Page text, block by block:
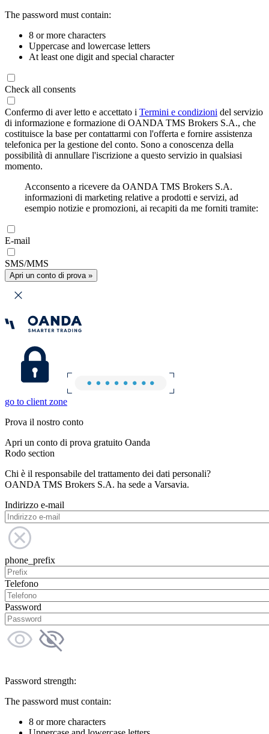
The password must contain:
8 or more characters
Uppercase and lowercase letters
At least one digit and special character
Check all consents
Confermo di aver letto e accettato i Termini e condizioni del servizio
di informazione e formazione di OANDA TMS Brokers S.A., che
costituisce la base per contattarmi con l'offerta e fornire assistenza
telefonica per la gestione del conto. Sono a conoscenza della
possibilità di annullare l'iscrizione a questo servizio in qualsiasi
momento.
Acconsento a ricevere da OANDA TMS Brokers S.A.
informazioni di marketing relative a prodotti e servizi, ad
esempio notizie e promozioni, ai recapiti da me forniti tramite:
E-mail
SMS/MMS
Apri un conto di prova »
go to client zone
Prova il nostro conto
Apri un conto di prova gratuito Oanda
Rodo section
Chi è il responsabile del trattamento dei dati personali?
OANDA TMS Brokers S.A. ha sede a Varsavia.
Indirizzo e-mail
phone_prefix
Telefono
Password
Password strength:
The password must contain:
8 or more characters